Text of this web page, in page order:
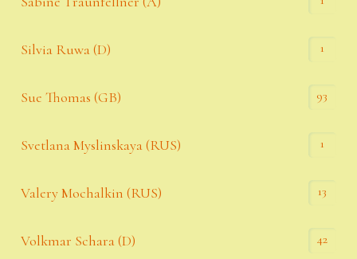
Silvia Ruwa (D) 1
Sue Thomas (GB) 93
Svetlana Myslinskaya (RUS) 1
Valery Mochalkin (RUS) 13
Volkmar Schara (D) 42